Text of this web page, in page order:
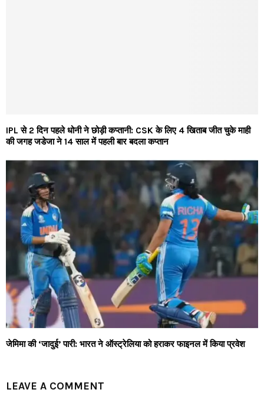
IPL से 2 दिन पहले धोनी ने छोड़ी कप्तानी: CSK के लिए 4 खिताब जीत चुके माही
की जगह जडेजा ने 14 साल में पहली बार बदला कप्तान
जेमिमा की ‘जादुई’ पारी: भारत ने ऑस्ट्रेलिया को हराकर फाइनल में किया प्रवेश
LEAVE A COMMENT